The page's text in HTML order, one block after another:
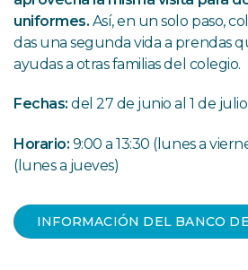
uniformes. Así, en un solo paso,
das una segunda vida a prendas
ayudas a otras familias del colegio.
Fechas: del 27 de junio al 1 de julio
Horario: 9:00 a 13:30 (lunes a
(lunes a jueves)
INFORMACIÓN DEL BANCO